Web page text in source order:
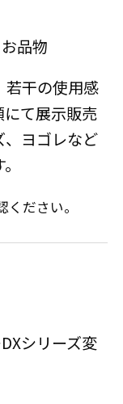
品物
若干の使用感
て展示販売
、ヨゴレなど
ださい。
シリーズ変